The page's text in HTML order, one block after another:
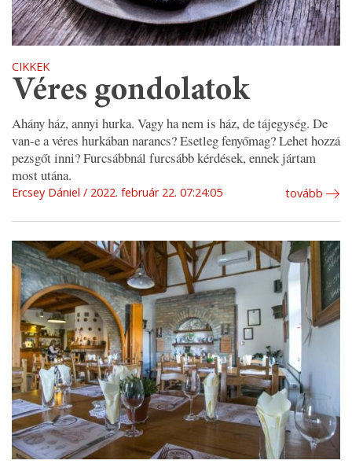
CIKKEK
Véres gondolatok
Ahány ház, annyi hurka. Vagy ha nem is ház, de tájegység. De
van-e a véres hurkában narancs? Esetleg fenyőmag? Lehet hozzá
pezsgőt inni? Furcsábbnál furcsább kérdések, ennek jártam
most utána.
Ercsey Dániel 2022. február 22. 07:24:05 tovább